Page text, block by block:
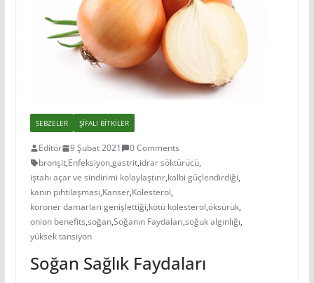
SEBZELER ŞIFALI BITKILER
Editör 9 Şubat 2021
0 Comments
bronşit,Enfeksiyon,gastrit,idrar söktürücü,
iştahı açar ve sindirimi kolaylaştırır,kalbi güçlendirdiği,
kanın pıhtılaşması,Kanser,Kolesterol,
koroner damarları genişlettiği,kötü kolesterol,öksürük,
onion benefits,soğan,Soğanın Faydaları,soğuk algınlığı,
yüksek tansiyon
Soğan Sağlık Faydaları